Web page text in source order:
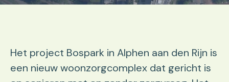
Het project Bospark in Alphen aan den Rijn is
een nieuw woonzorgcomplex dat gericht is